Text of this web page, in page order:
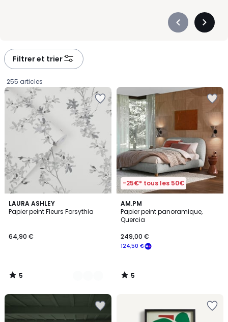
Précédent
Filtrer et trier
255 articles
LAURA ASHLEY
Papier peint Fleurs Forsythia
€.
64,90 €
5
/
2
Couleurs
5
/
-25€* tous les 50€
AM.PM
Papier peint panoramique,
Quercia
124,50 €
249,00 €
5
/
5
5
/